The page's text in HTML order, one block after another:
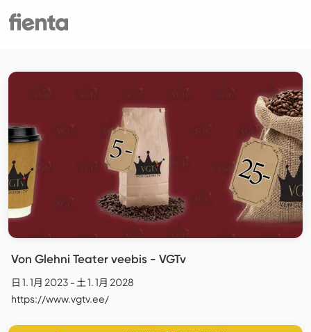
Von Glehni Teater veebis - VGTv
日 1. 1月 2023 - 土 1. 1月 2028
https://www.vgtv.ee/